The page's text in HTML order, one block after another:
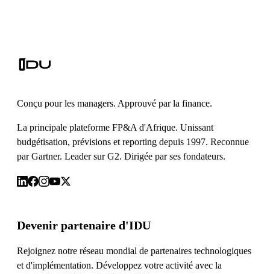
Conçu pour les managers. Approuvé par la finance.
La principale plateforme FP&A d'Afrique. Unissant
budgétisation, prévisions et reporting depuis 1997. Reconnue
par Gartner. Leader sur G2. Dirigée par ses fondateurs.
Devenir partenaire d'IDU
Rejoignez notre réseau mondial de partenaires technologiques
et d'implémentation. Développez votre activité avec la